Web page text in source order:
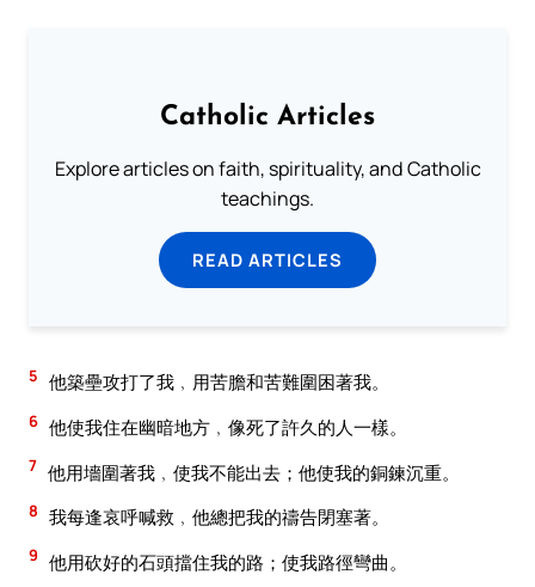
Catholic Articles
Explore articles on faith, spirituality, and Catholic
teachings.
READ ARTICLES
5 他築壘攻打了我﹐用苦膽和苦難圍困著我。
6 他使我住在幽暗地方﹐像死了許久的人一樣。
7 他用墻圍著我﹐使我不能出去；他使我的銅鍊沉重。
8 我每逢哀呼喊救﹐他總把我的禱告閉塞著。
9 他用砍好的石頭擋住我的路；使我路徑彎曲。